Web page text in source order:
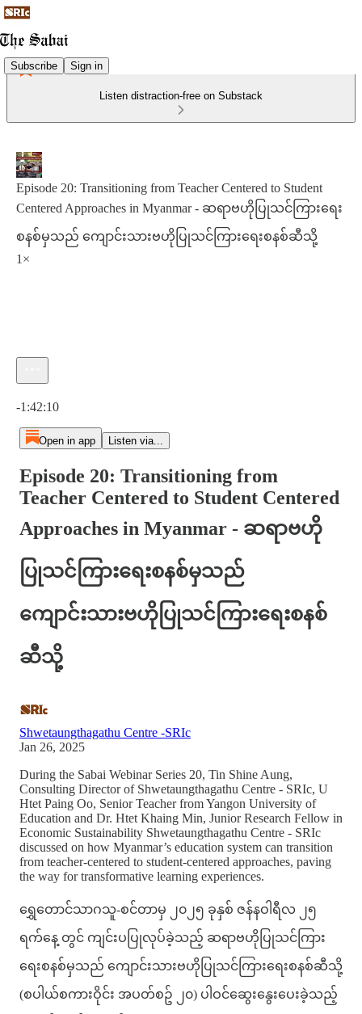
Subscribe Sign in
Listen distraction-free on Substack
Episode 20: Transitioning from Teacher Centered to Student
Centered Approaches in Myanmar - ဆရာဗဟိုပြုသင်ကြားရေး
စနစ်မှသည် ကျောင်းသားဗဟိုပြုသင်ကြားရေးစနစ်ဆီသို့
1×
-1:42:10
Open in app Listen via...
Episode 20: Transitioning from
Teacher Centered to Student Centered
Approaches in Myanmar - ဆရာဗဟို
ပြုသင်ကြားရေးစနစ်မှသည်
ကျောင်းသားဗဟိုပြုသင်ကြားရေးစနစ်
ဆီသို့
Shwetaungthagathu Centre -SRIc
Jan 26, 2025
During the Sabai Webinar Series 20, Tin Shine Aung,
Consulting Director of Shwetaungthagathu Centre - SRIc, U
Htet Paing Oo, Senior Teacher from Yangon University of
Education and Dr. Htet Khaing Min, Junior Research Fellow in
Economic Sustainability Shwetaungthagathu Centre - SRIc
discussed on how Myanmar’s education system can transition
from teacher-centered to student-centered approaches, paving
the way for transformative learning experiences.
ရွှေတောင်သာဂသူ-စင်တာမှ ၂၀၂၅ ခုနှစ် ဇန်နဝါရီလ ၂၅
ရက်နေ့ တွင် ကျင်းပပြုလုပ်ခဲ့သည့် ဆရာဗဟိုပြုသင်ကြား
ရေးစနစ်မှသည် ကျောင်းသားဗဟိုပြုသင်ကြားရေးစနစ်ဆီသို့
(စပါယ်စကားဝိုင်း အပတ်စဥ် ၂၀) ပါဝင်ဆွေးနွေးပေးခဲ့သည့်